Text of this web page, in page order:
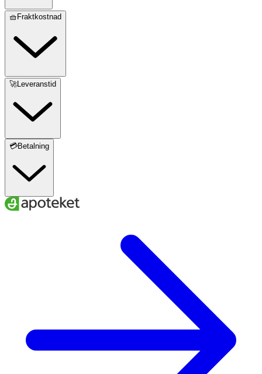
🧺Fraktkostnad
🚀Leveranstid
💳Betalning